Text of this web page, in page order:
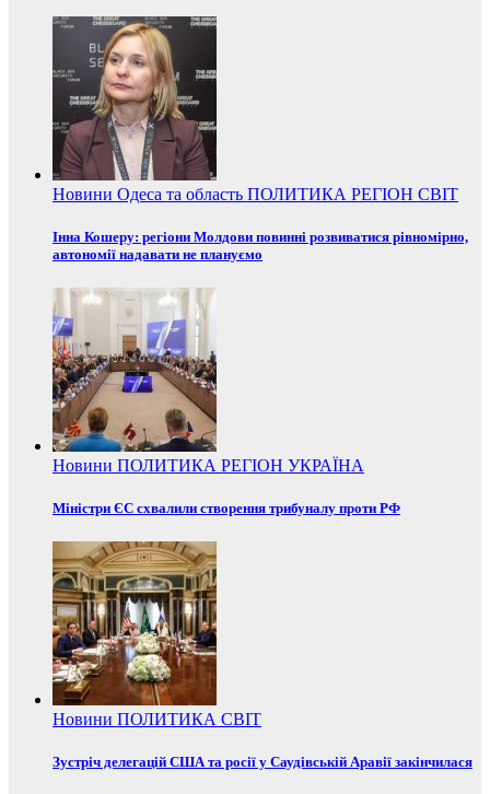
Новини Одеса та область ПОЛИТИКА РЕГІОН СВІТ
Інна Кошеру: регіони Молдови повинні розвиватися рівномірно,
автономії надавати не плануємо
Новини ПОЛИТИКА РЕГІОН УКРАЇНА
Міністри ЄС схвалили створення трибуналу проти РФ
Новини ПОЛИТИКА СВІТ
Зустріч делегацій США та росії у Саудівській Аравії закінчилася